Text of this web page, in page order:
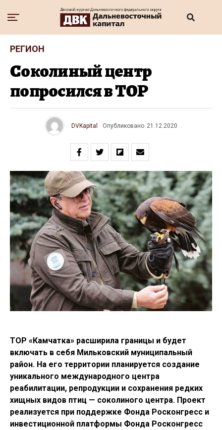
РЕГИОН
Соколиный центр
попросился в ТОР
DVKapital Опубликовано 21.12.2020
ТОР «Камчатка» расширила границы и будет
включать в себя Мильковский муниципальный
район. На его территории планируется создание
уникального международного центра
реабилитации, репродукции и сохранения редких
хищных видов птиц — соколиного центра. Проект
реализуется при поддержке Фонда Росконгресс и
инвестиционной платформы Фонда Росконгресс